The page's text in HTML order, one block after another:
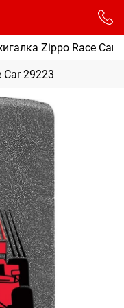
Zippo Race Car
29223